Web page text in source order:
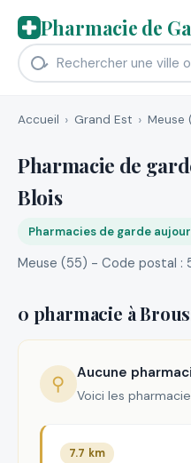
Pharmacie de
Accueil Grand Est Meuse
Pharmacie de
Blois
Pharmacies de garde
Meuse (55) - Code postal :
0 pharmacie à
⚲ Aucune
Voici les
7.7 km